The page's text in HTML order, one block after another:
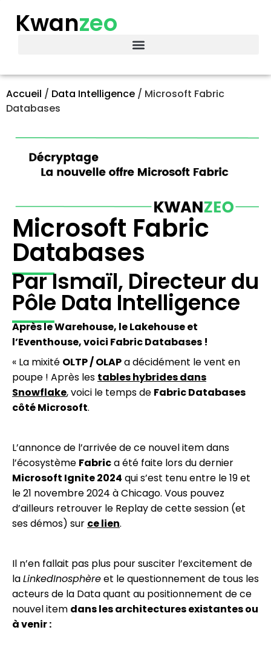
Kwanzeo
Accueil / Data Intelligence / Microsoft Fabric
Databases
Microsoft Fabric
Databases
Par Ismaïl, Directeur du
Pôle Data Intelligence
Après le Warehouse, le Lakehouse et
l’Eventhouse, voici Fabric Databases !
« La mixité OLTP / OLAPa décidément le vent en
poupe ! Après les tables hybrides dans
Snowflake, voici le temps de Fabric Databases
côté Microsoft.
L’annonce de l’arrivée de ce nouvel item dans
l’écosystème Fabrica été faite lors du dernier
Microsoft Ignite 2024 qui s’est tenu entre le 19 et
le 21 novembre 2024 à Chicago. Vous pouvez
d’ailleurs retrouver le Replay de cette session (et
ses démos) sur ce lien.
Il n’en fallait pas plus pour susciter l’excitement de
laLinkedInosphèreet le questionnement de tous les
acteurs de la Data quant au positionnement de ce
nouvel item dans les architectures existantes ou
à venir :